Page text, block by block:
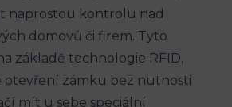
naprostou kontrolu nad
domovů či firem. Tyto
základě technologie RFID,
otevření zámku bez nutnosti
mít u sebe speciální